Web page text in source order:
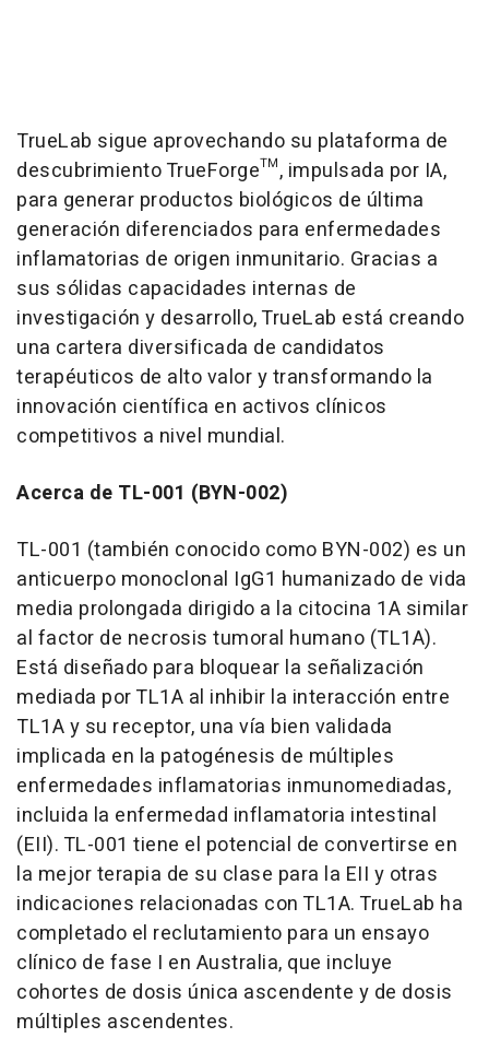
TrueLab sigue aprovechando su plataforma de
descubrimiento TrueForge™, impulsada por IA,
para generar productos biológicos de última
generación diferenciados para enfermedades
inflamatorias de origen inmunitario. Gracias a
sus sólidas capacidades internas de
investigación y desarrollo, TrueLab está creando
una cartera diversificada de candidatos
terapéuticos de alto valor y transformando la
innovación científica en activos clínicos
competitivos a nivel mundial.
Acerca de TL-001 (BYN-002)
TL-001 (también conocido como BYN-002) es un
anticuerpo monoclonal IgG1 humanizado de vida
media prolongada dirigido a la citocina 1A similar
al factor de necrosis tumoral humano (TL1A).
Está diseñado para bloquear la señalización
mediada por TL1A al inhibir la interacción entre
TL1A y su receptor, una vía bien validada
implicada en la patogénesis de múltiples
enfermedades inflamatorias inmunomediadas,
incluida la enfermedad inflamatoria intestinal
(EII). TL-001 tiene el potencial de convertirse en
la mejor terapia de su clase para la EII y otras
indicaciones relacionadas con TL1A. TrueLab ha
completado el reclutamiento para un ensayo
clínico de fase I en Australia, que incluye
cohortes de dosis única ascendente y de dosis
múltiples ascendentes.